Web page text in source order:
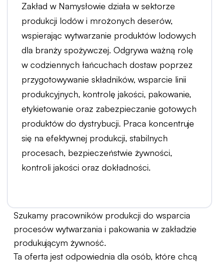
Zakład w Namysłowie działa w sektorze
produkcji lodów i mrożonych deserów,
wspierając wytwarzanie produktów lodowych
dla branży spożywczej. Odgrywa ważną rolę
w codziennych łańcuchach dostaw poprzez
przygotowywanie składników, wsparcie linii
produkcyjnych, kontrolę jakości, pakowanie,
etykietowanie oraz zabezpieczanie gotowych
produktów do dystrybucji. Praca koncentruje
się na efektywnej produkcji, stabilnych
procesach, bezpieczeństwie żywności,
kontroli jakości oraz dokładności.
Szukamy pracowników produkcji do wsparcia
procesów wytwarzania i pakowania w zakładzie
produkującym żywność.
Ta oferta jest odpowiednia dla osób, które chcą